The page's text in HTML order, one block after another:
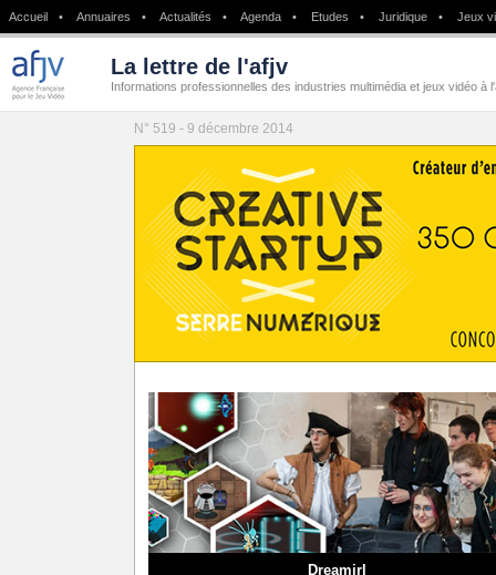
Accueil • Annuaires • Actualités • Agenda • Etudes • Juridique • Jeux
La lettre de l'afjv
Informations professionnelles des industries multimédia et jeux vidéo à
N° 519 - 9 décembre 2014
Dreamirl